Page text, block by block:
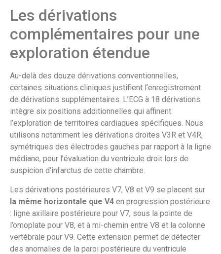
Les dérivations
complémentaires pour une
exploration étendue
Au-delà des douze dérivations conventionnelles,
certaines situations cliniques justifient l’enregistrement
de dérivations supplémentaires. L’ECG à 18 dérivations
intègre six positions additionnelles qui affinent
l’exploration de territoires cardiaques spécifiques. Nous
utilisons notamment les dérivations droites V3R et V4R,
symétriques des électrodes gauches par rapport à la ligne
médiane, pour l’évaluation du ventricule droit lors de
suspicion d’infarctus de cette chambre.
Les dérivations postérieures V7, V8 et V9 se placent sur
la même horizontale que V4 en progression postérieure
: ligne axillaire postérieure pour V7, sous la pointe de
l’omoplate pour V8, et à mi-chemin entre V8 et la colonne
vertébrale pour V9. Cette extension permet de détecter
des anomalies de la paroi postérieure du ventricule